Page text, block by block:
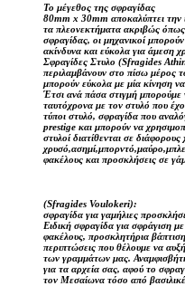
Το μέγεθος της σφραγίδας
80mm x 30mm αποκαλύπτει την
τα πλεονεκτήματα ακριβώς
σφραγίδας, οι μηχανικοί
ακίνδυνα και εύκολα για άμεση
Σφραγίδες Στυλο (Sfragides
περιλαμβάνουν στο πίσω μέρος
μπορούν εύκολα με μία κίνηση
Έτσι ανά πάσα στιγμή μπορούμε
ταυτόχρονα με τον στυλό που
τύποι στυλό, σφραγίδα που
prestige και μπορούν να
στυλοί διατίθενται σε
φακέλους και προσκλήσεις σε
(Sfragides Voulokeri):
σφραγίδα για γαμήλιες
Ειδική σφραγίδα για σφράγιση
φακέλους, προσκλητήρια
περιπτώσεις που θέλουμε να
των γραμμάτων μας.
για τα αρχεία σας, αφού το
τον Μεσαίωνα τόσο από